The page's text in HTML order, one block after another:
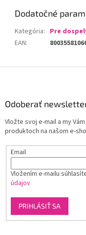
Dodatočné
Kategória: Pre
EAN:
Odoberať
Vložte svoj e-mail a my
produktoch na našom e-
Email
Vložením e-mailu
údajov
PRIHLÁSIŤ SA